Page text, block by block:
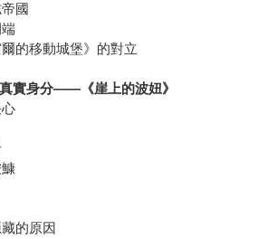
國
爾的移動城堡》的對立
實身分——《崖上的波妞》
的原因